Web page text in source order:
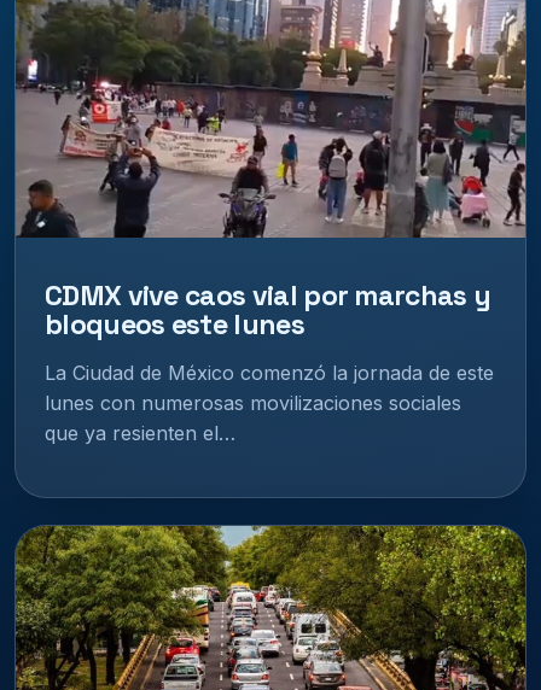
CDMX vive caos vial por marchas y
bloqueos este lunes
La Ciudad de México comenzó la jornada de este
lunes con numerosas movilizaciones sociales
que ya resienten el…